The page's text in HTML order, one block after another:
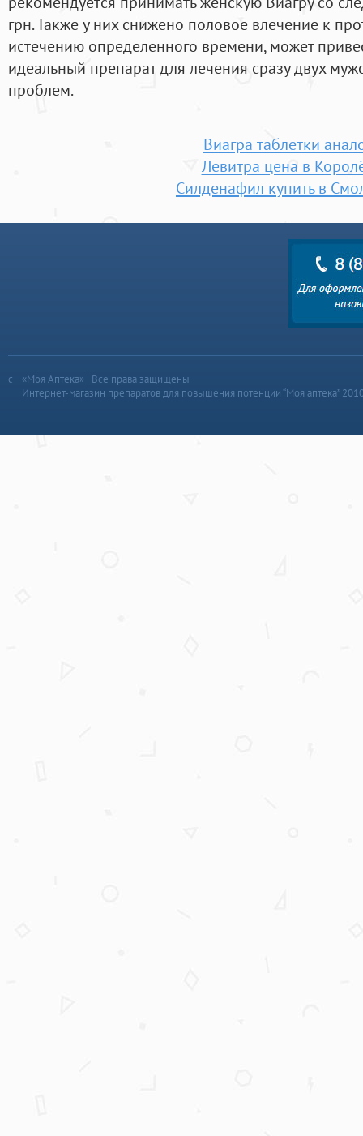
грн. Также у них снижено половое влечение к
истечению определенного времени, может
идеальный препарат для лечения сразу двух
проблем.
Виагра таблетки
Левитра цена в
Силденафил купить в
«Моя Аптека» | Все права защищены
Интернет-магазин препаратов для повышения потенции “Моя аптека”